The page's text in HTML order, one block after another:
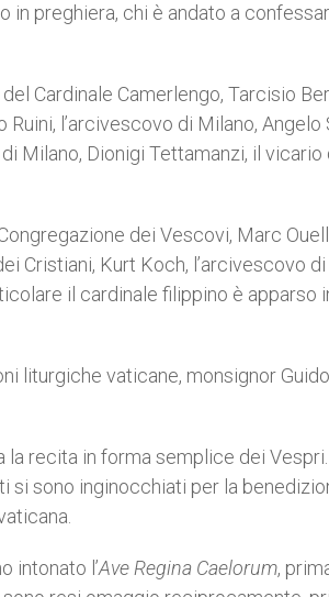
preghiera, chi è andato a
Cardinale Camerlengo, Tarcisio
l’arcivescovo di Milano, Angelo
Milano, Dionigi Tettamanzi, il vicario
dei Vescovi, Marc
Cristiani, Kurt Koch, l’arcivescovo di
il cardinale filippino è apparso
liturgiche vaticane, monsignor
recita in forma semplice dei
si sono inginocchiati per la
intonato l’Ave Regina Caelorum,